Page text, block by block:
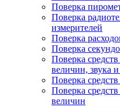
Поверка
Поверка
измерителей
Поверка
Поверка
Поверка
величин, звука
Поверка
Поверка
величин